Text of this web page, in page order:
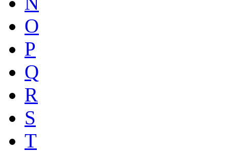
O
P
Q
R
S
T